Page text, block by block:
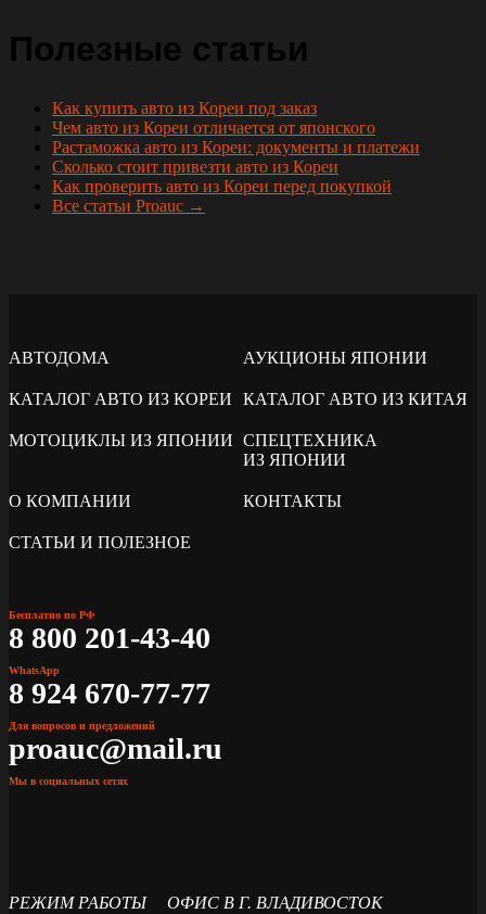
Полезные статьи
Как купить авто из Кореи под заказ
Чем авто из Кореи отличается от японского
Растаможка авто из Кореи: документы и платежи
Сколько стоит привезти авто из Кореи
Как проверить авто из Кореи перед покупкой
Все статьи Proauc →
АВТОДОМА АУКЦИОНЫ ЯПОНИИ
КАТАЛОГ АВТО ИЗ КОРЕИ КАТАЛОГ АВТО ИЗ КИТАЯ
МОТОЦИКЛЫ ИЗ ЯПОНИИ СПЕЦТЕХНИКА
ИЗ ЯПОНИИ
О КОМПАНИИ КОНТАКТЫ
СТАТЬИ И ПОЛЕЗНОЕ
Бесплатно по РФ
8 800 201-43-40
WhatsApp
8 924 670-77-77
Для вопросов и предложений
proauc@mail.ru
Мы в социальных сетях
РЕЖИМ РАБОТЫ ОФИС В Г. ВЛАДИВОСТОК